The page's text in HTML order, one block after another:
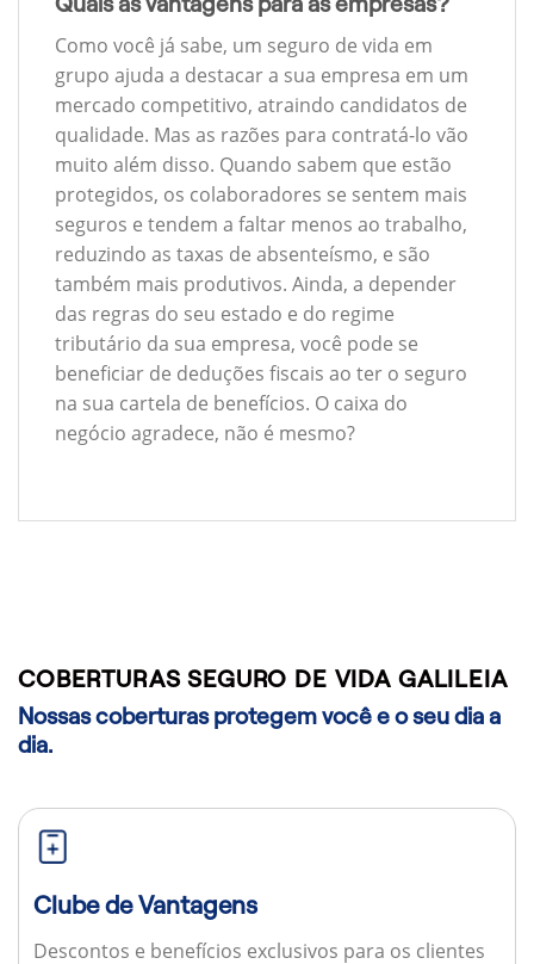
Como você já sabe, um seguro de vida em
grupo ajuda a destacar a sua empresa em um
mercado competitivo, atraindo candidatos de
qualidade. Mas as razões para contratá-lo vão
muito além disso. Quando sabem que estão
protegidos, os colaboradores se sentem mais
seguros e tendem a faltar menos ao trabalho,
reduzindo as taxas de absenteísmo, e são
também mais produtivos. Ainda, a depender
das regras do seu estado e do regime
tributário da sua empresa, você pode se
beneficiar de deduções fiscais ao ter o seguro
na sua cartela de benefícios. O caixa do
negócio agradece, não é mesmo?
COBERTURAS SEGURO DE VIDA GALILEIA
Nossas coberturas protegem você e o seu dia a
dia.
Clube de Vantagens
Descontos e benefícios exclusivos para os clientes